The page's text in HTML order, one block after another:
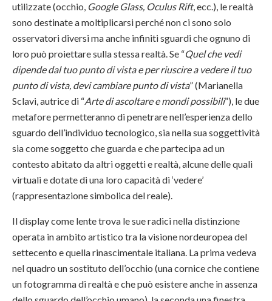
utilizzate (occhio, Google Glass, Oculus Rift, ecc.), le realtà
sono destinate a moltiplicarsi perché non ci sono solo
osservatori diversi ma anche infiniti sguardi che ognuno di
loro può proiettare sulla stessa realtà. Se “Quel che vedi
dipende dal tuo punto di vista e per riuscire a vedere il tuo
punto di vista, devi cambiare punto di vista” (Marianella
Sclavi, autrice di “Arte di ascoltare e mondi possibili”), le due
metafore permetteranno di penetrare nell’esperienza dello
sguardo dell’individuo tecnologico, sia nella sua soggettività
sia come soggetto che guarda e che partecipa ad un
contesto abitato da altri oggetti e realtà, alcune delle quali
virtuali e dotate di una loro capacità di ‘vedere’
(rappresentazione simbolica del reale).
Il display come lente trova le sue radici nella distinzione
operata in ambito artistico tra la visione nordeuropea del
settecento e quella rinascimentale italiana. La prima vedeva
nel quadro un sostituto dell’occhio (una cornice che contiene
un fotogramma di realtà e che può esistere anche in assenza